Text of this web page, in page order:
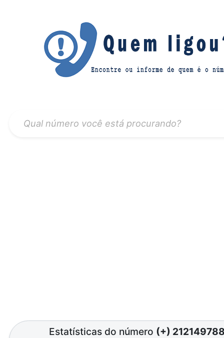
Estatísticas do número (+)